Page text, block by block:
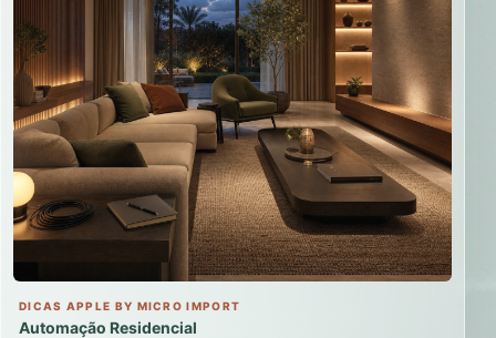
DICAS APPLE BY MICRO IMPORT
Automação Residencial